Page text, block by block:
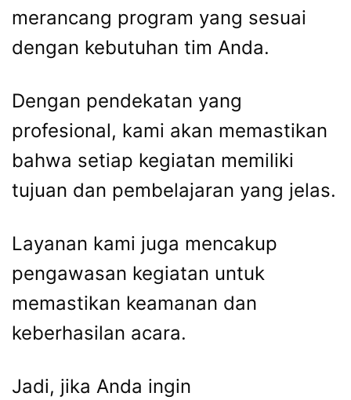
merancang program yang sesuai
dengan kebutuhan tim Anda.
Dengan pendekatan yang
profesional, kami akan memastikan
bahwa setiap kegiatan memiliki
tujuan dan pembelajaran yang jelas.
Layanan kami juga mencakup
pengawasan kegiatan untuk
memastikan keamanan dan
keberhasilan acara.
Jadi, jika Anda ingin